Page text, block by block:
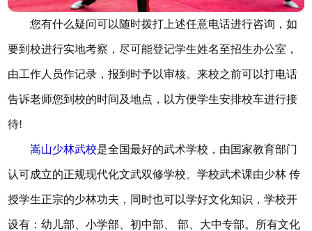
您有什么疑问可以随时拨打上述任意电话进行咨询，如
要到校进行实地考察，尽可能登记学生姓名至招生办公室，
由工作人员作记录，报到时予以审核。来校之前可以打电话
告诉老师您到校的时间及地点，以方便学生安排校车进行接
待!
嵩山少林武校是全国最好的武术学校，由国家教育部门
认可成立的正规现代化文武双修学校。学校武术课由少林 传
授学生正宗的少林功夫，同时也可以学好文化知识，学校开
设有：幼儿部、小学部、初中部、 部、大中专部。所有文化